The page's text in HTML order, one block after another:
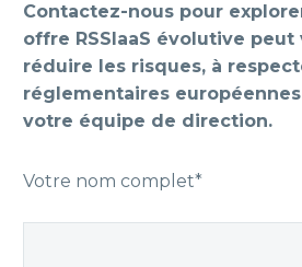
Contactez-nous pour
offre RSSIaaS évolutive peut
réduire les risques, à
réglementaires
votre équipe de direction.
Votre nom complet*